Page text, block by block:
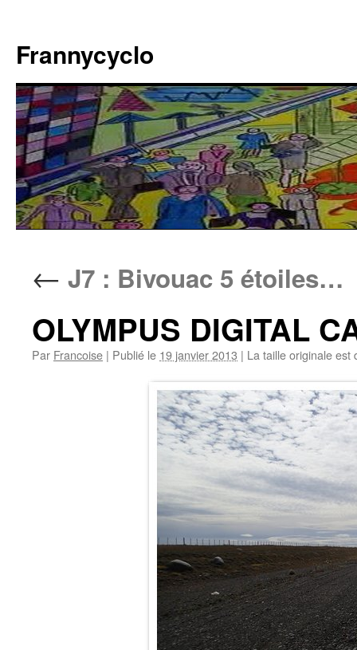
contenu
Frannycyclo
← J7 : Bivouac 5 étoiles…
OLYMPUS DIGITAL
Par Francoise | Publié le 19 janvier 2013 | La taille originale est